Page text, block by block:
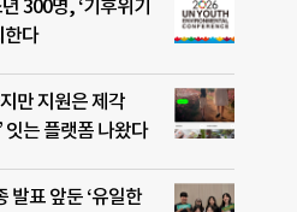
300명, ‘기후위기
한다
만 지원은 제각
잇는 플랫폼 나왔다
발표 앞둔 ‘유일한